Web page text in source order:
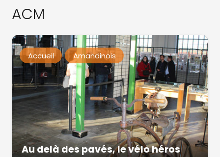
ACM
Accueil Amandinois
Au delà des pavés, le vélo héros